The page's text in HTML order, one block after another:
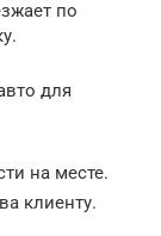
по
для
на месте.
клиенту.